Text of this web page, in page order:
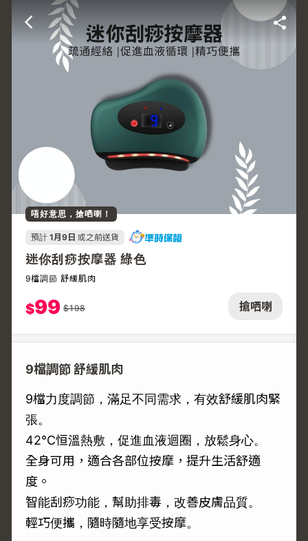
搶哂喇
唔好意思，搶哂喇！
預計 1月9日 或之前送貨
迷你刮痧按摩器 綠色
9檔調節 舒緩肌肉
$99 $198
9檔調節 舒緩肌肉
9檔力度調節，滿足不同需求，有效舒緩肌肉緊
張。
42°C恒溫熱敷，促進血液迴圈，放鬆身心。
全身可用，適合各部位按摩，提升生活舒適
度。
智能刮痧功能，幫助排毒，改善皮膚品質。
輕巧便攜，隨時隨地享受按摩。